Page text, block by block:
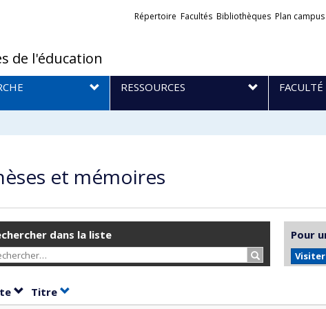
de l'éducation
Liens
Répertoire Facultés Bibliothèques Plan campus
RESSOURCES FACULTÉ
et mémoires
dans la liste
Rechercher…
Pour
Trier par date en ordre croissant
Titre Trier par titre en ordre croissant